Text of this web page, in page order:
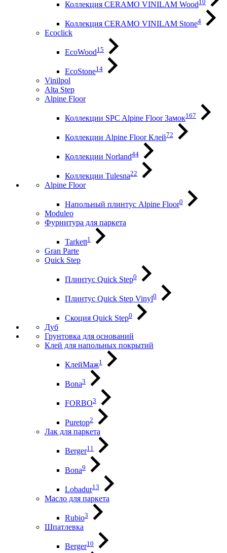
Коллекция CERAMO VINILAM Wood10
Коллекция CERAMO VINILAM Stone4
Ecoclick
EcoWood15
EcoStone14
Vinilpol
Alta Step
Alpine Floor
Коллекции SPC Alpine Floor Замок167
Коллекции Alpine Floor Клей72
Коллекции Norland44
Коллекции Tulesna22
Alpine Floor
Напольный плинтус Alpine Floor0
Moduleo
Фурнитура для паркета
Tarkett1
Gran Parte
Quick Step
Плинтус Quick Step0
Плинтус Quick Step Vinyl0
Скоция Quick Step0
Дуб
Грунтовка для оснований
Клей для напольных покрытий
КлейМаж1
Bona3
FORBO3
Puretop2
Лак для паркета
Berger11
Bona9
Lobadur13
Масло для паркета
Rubio3
Шпатлевка
Berger10